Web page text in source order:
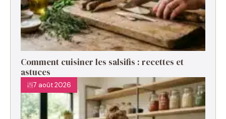
Comment cuisiner les salsifis : recettes et
astuces
7 août 2026